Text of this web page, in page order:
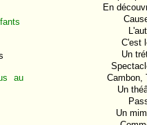
au
En
C'est
Un
Cambon,
Un
Un